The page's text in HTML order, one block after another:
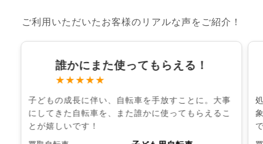
ご利用いただいたお客様のリアルな声をご紹介！
誰かにまた使ってもらえる！
★★★★★
子どもの成長に伴い、自転車を手放すことに。大事
にしてきた自転車を、また誰かに使ってもらえるこ
とが嬉しいです！